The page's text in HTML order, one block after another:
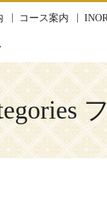
コース案内